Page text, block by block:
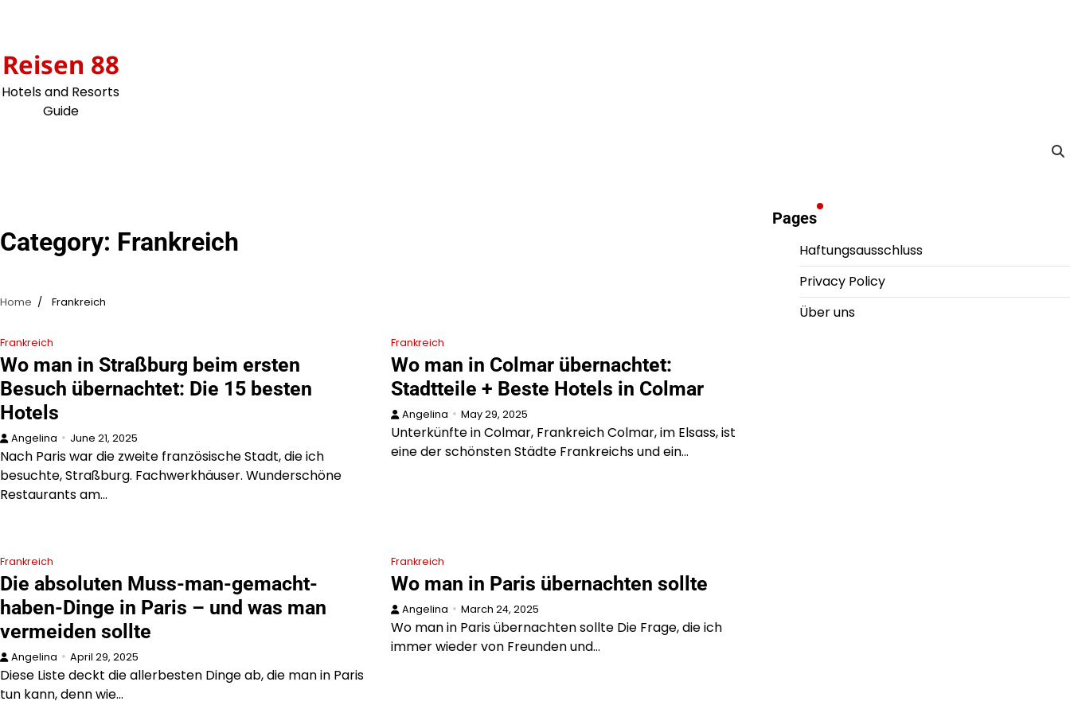
Reisen 88
Hotels and Resorts
Guide
Category: Frankreich
Home Frankreich
Frankreich
Wo man in Straßburg beim ersten
Besuch übernachtet: Die 15 besten
Hotels
Angelina June 21, 2025
Nach Paris war die zweite französische Stadt, die ich
besuchte, Straßburg. Fachwerkhäuser. Wunderschöne
Restaurants am…
Frankreich
Wo man in Colmar übernachtet:
Stadtteile + Beste Hotels in Colmar
Angelina May 29, 2025
Unterkünfte in Colmar, Frankreich Colmar, im Elsass, ist
eine der schönsten Städte Frankreichs und ein…
Frankreich
Die absoluten Muss-man-gemacht-
haben-Dinge in Paris – und was man
vermeiden sollte
Angelina April 29, 2025
Diese Liste deckt die allerbesten Dinge ab, die man in Paris
tun kann, denn wie…
Frankreich
Wo man in Paris übernachten sollte
Angelina March 24, 2025
Wo man in Paris übernachten sollte Die Frage, die ich
immer wieder von Freunden und…
Pages
Haftungsausschluss
Privacy Policy
Über uns